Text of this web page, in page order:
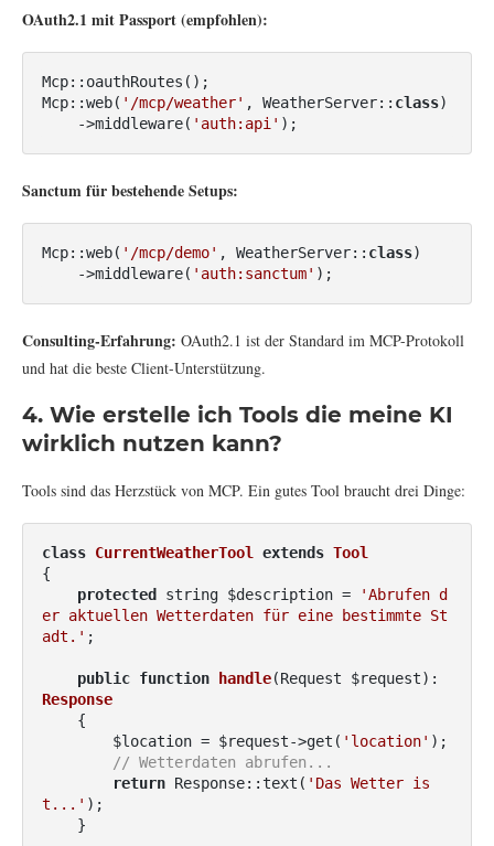
OAuth2.1 mit Passport (empfohlen):
Mcp::oauthRoutes();
Mcp::web( '/mcp/weather' , WeatherServer:: class)
    ->middleware(
'auth:api' );
Sanctum für bestehende Setups:
Mcp::web( '/mcp/demo' , WeatherServer:: class)
    ->middleware(
'auth:sanctum' );
Consulting-Erfahrung: OAuth2.1 ist der Standard im MCP-Protokoll
und hat die beste Client-Unterstützung.
4. Wie erstelle ich Tools die meine KI
wirklich nutzen kann?
Tools sind das Herzstück von MCP. Ein gutes Tool braucht drei Dinge:
class CurrentWeatherTool extends Tool
{
protected
string $description =
'Abrufen d
er aktuellen Wetterdaten für eine bestimmte St
adt.' ;
public function handle(Request $request) :
Response
{
        $location = $request->get(
'location' );
// Wetterdaten abrufen...
return Response::text( 'Das Wetter is
t...' );